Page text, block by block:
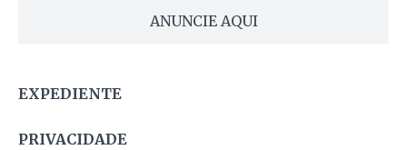
ANUNCIE AQUI
EXPEDIENTE
PRIVACIDADE